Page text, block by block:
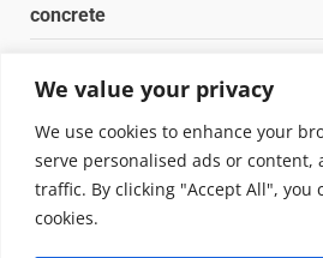
We value your privacy
We use cookies to enhance your
serve personalised ads or content,
traffic. By clicking "Accept All", you
cookies.
concrete
Pulizia naturale della casa: 3
sostituiscono 10 prodotti chimici
Copyright © 2025 Biopianeta.it